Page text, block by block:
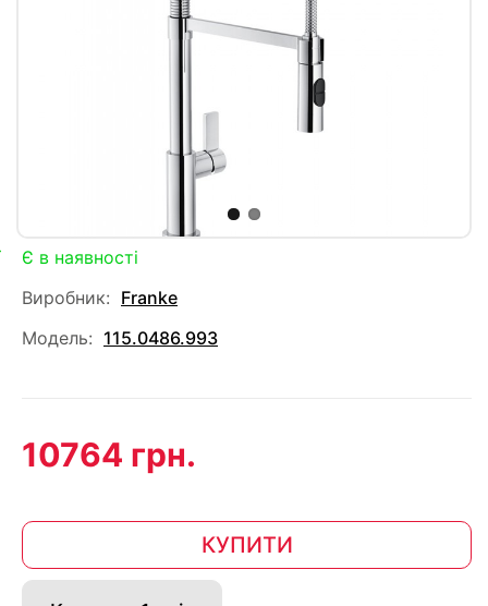
Є в наявності
Виробник: Franke
Модель: 115.0486.993
10764 грн.
КУПИТИ